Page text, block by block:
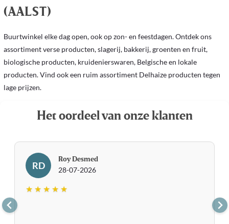
(AALST)
Buurtwinkel elke dag open, ook op zon- en feestdagen. Ontdek ons ​​
assortiment verse producten, slagerij, bakkerij, groenten en fruit,
biologische producten, kruidenierswaren, Belgische en lokale
producten. Vind ook een ruim assortiment Delhaize producten tegen
lage prijzen.
Het oordeel van onze klanten
RD
Roy Desmed
28-07-2026
★ ★ ★ ★ ★